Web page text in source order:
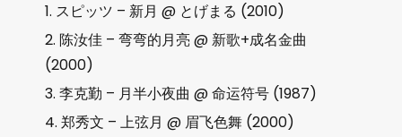
スピッツ – 新月 @ とげまる (2010)
陈汝佳 – 弯弯的月亮 @ 新歌+成名金曲
(2000)
李克勤 – 月半小夜曲 @ 命运符号 (1987)
郑秀文 – 上弦月 @ 眉飞色舞 (2000)